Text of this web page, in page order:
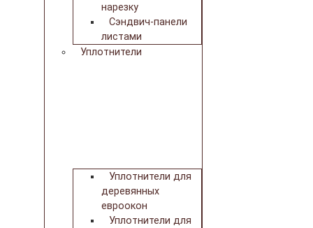
нарезку
Сэндвич-панели
листами
Уплотнители
Уплотнители для
деревянных
евроокон
Уплотнители для